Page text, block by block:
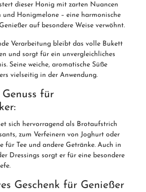
dieser Honig mit zarten Nuancen
und Honigmelone – eine harmonische
auf besondere Weise verwöhnt.
Verarbeitung bleibt das volle Bukett
und sorgt für ein unvergleichliches
Seine weiche, aromatische Süße
vielseitig in der Anwendung.
für
sich hervorragend als Brotaufstrich
zum Verfeinern von Joghurt oder
für Tee und andere Getränke. Auch in
Dressings sorgt er für eine besondere
Geschenk für Genießer